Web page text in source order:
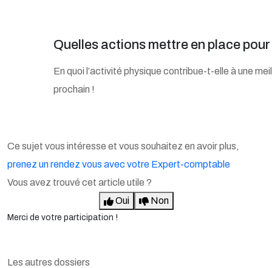
Quelles actions mettre en place
En quoi l’activité physique contribue-t-elle à une
prochain !
Ce sujet vous intéresse et vous souhaitez en avoir plus,
prenez un rendez vous avec votre Expert-comptable
Vous avez trouvé cet article utile ?
Oui
Non
Merci de votre participation !
Les autres dossiers